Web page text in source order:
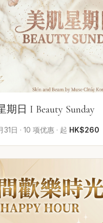
期日 I Beauty Sunday
31日 · 10 项优惠 · 起 HK$260